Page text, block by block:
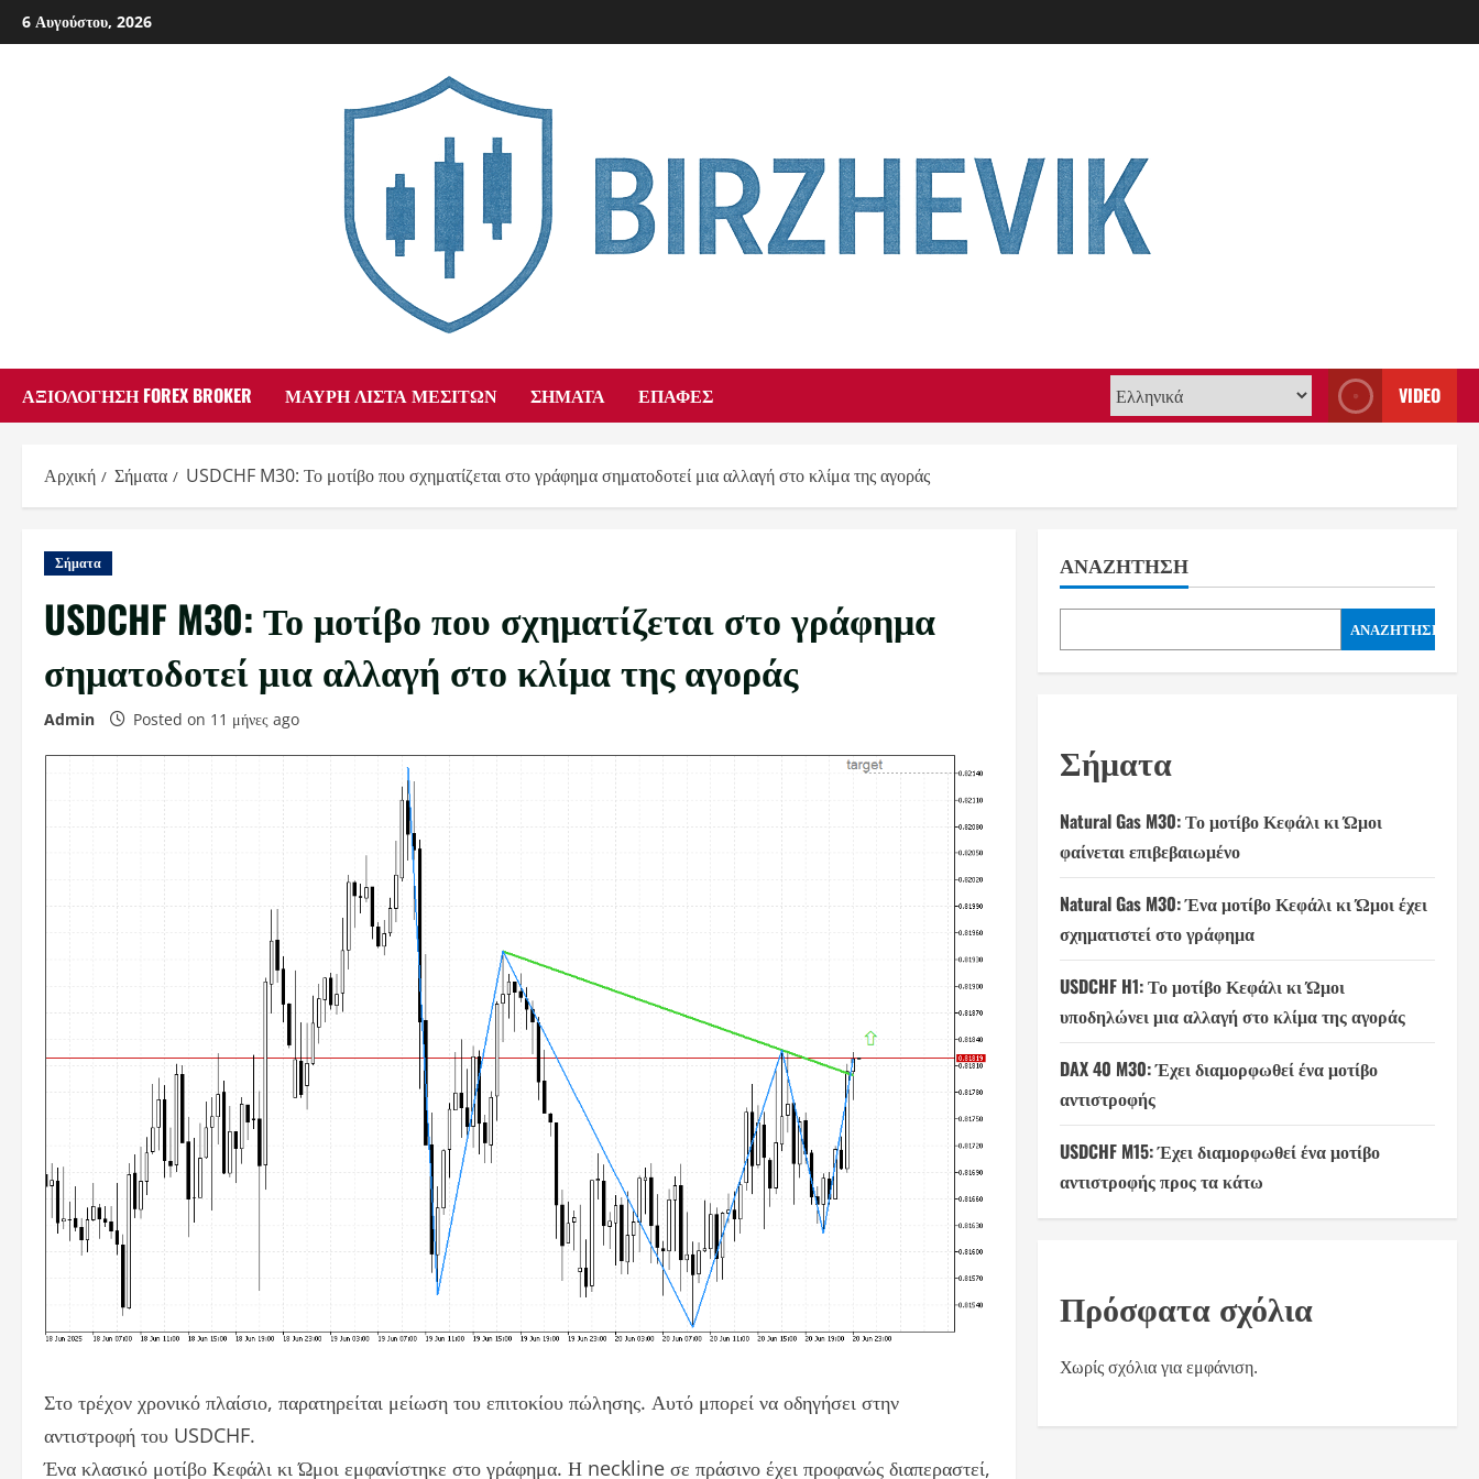
Skip
to
6 Αυγούστου, 2026
ΑΞΙΟΛΌΓΗΣΗ FOREX BROKER ΜΑΎΡΗ ΛΊΣΤΑ ΜΕΣΙΤΏΝ ΣΉΜΑΤΑ ΕΠΑΦΈΣ VIDEO
Αρχική Σήματα USDCHF M30: Το μοτίβο που σχηματίζεται στο γράφημα σηματοδοτεί μια αλλαγή στο κλίμα της αγοράς
Σήματα
USDCHF M30: Το μοτίβο που σχηματίζεται στο γράφημα
σηματοδοτεί μια αλλαγή στο κλίμα της αγοράς
Admin Posted on 11 μήνες ago
Στο τρέχον χρονικό πλαίσιο, παρατηρείται μείωση του επιτοκίου πώλησης. Αυτό μπορεί να οδηγήσει στην
αντιστροφή του USDCHF.
Ένα κλασικό μοτίβο Κεφάλι κι Ώμοι εμφανίστηκε στο γράφημα. Η neckline σε πράσινο έχει προφανώς διαπεραστεί,
ΑΝΑΖΉΤΗΣΗ
ΑΝΑΖΉΤΗΣΗ
Σήματα
Natural Gas M30: Το μοτίβο Κεφάλι κι Ώμοι
φαίνεται επιβεβαιωμένο
Natural Gas M30: Ένα μοτίβο Κεφάλι κι Ώμοι έχει
σχηματιστεί στο γράφημα
USDCHF H1: Το μοτίβο Κεφάλι κι Ώμοι
υποδηλώνει μια αλλαγή στο κλίμα της αγοράς
DAX 40 M30: Έχει διαμορφωθεί ένα μοτίβο
αντιστροφής
USDCHF M15: Έχει διαμορφωθεί ένα μοτίβο
αντιστροφής προς τα κάτω
Πρόσφατα σχόλια
Χωρίς σχόλια για εμφάνιση.